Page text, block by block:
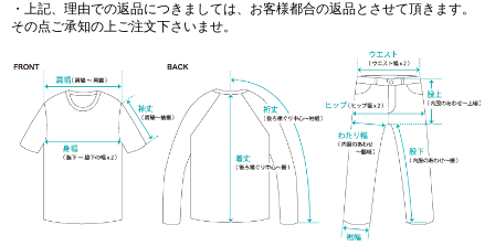
・上記、理由での返品につきましては、お客様都合の返品とさせて頂きます。
その点ご承知の上ご注文下さいませ。